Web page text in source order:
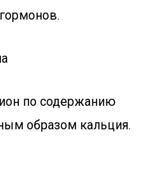
по содержанию
образом кальция.